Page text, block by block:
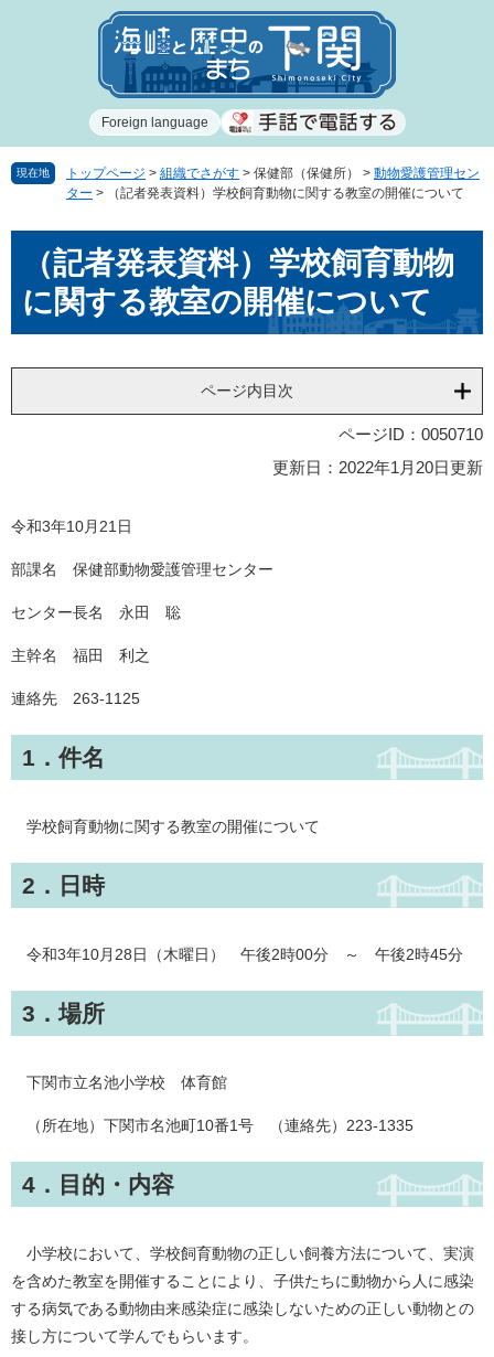
で
ば
Foreign language
現在地 トップページ > 組織でさがす > 保健部（保健所） > 動物愛護管理セン
ター > （記者発表資料）学校飼育動物に関する教室の開催について
（記者発表資料）学校飼育動物
に関する教室の開催について
ページ内目次
ページID：0050710
更新日：2022年1月20日更新
令和3年10月21日
部課名 保健部動物愛護管理センター
センター長名 永田 聡
主幹名 福田 利之
連絡先 263-1125
1．件名
学校飼育動物に関する教室の開催について
2．日時
令和3年10月28日（木曜日） 午後2時00分 ～ 午後2時45分
3．場所
下関市立名池小学校 体育館
（所在地）下関市名池町10番1号 （連絡先）223-1335
4．目的・内容
小学校において、学校飼育動物の正しい飼養方法について、実演
を含めた教室を開催することにより、子供たちに動物から人に感染
する病気である動物由来感染症に感染しないための正しい動物との
接し方について学んでもらいます。